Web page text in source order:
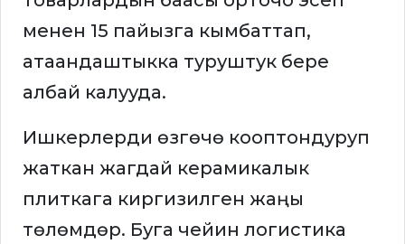
менен 15 пайызга кымбаттап,
атаандаштыкка туруштук бере
албай калууда.
Ишкерлерди өзгөчө кооптондуруп
жаткан жагдай керамикалык
плиткага киргизилген жаңы
төлөмдөр. Буга чейин логистика